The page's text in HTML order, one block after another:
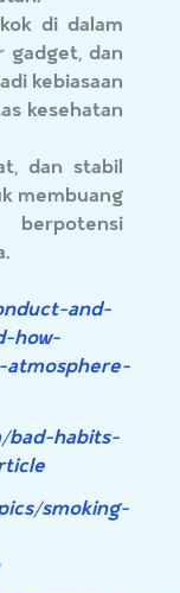
di dalam
gadget, dan
kebiasaan
kesehatan
dan stabil
membuang
and-
how-
bad-habits-
smoking-